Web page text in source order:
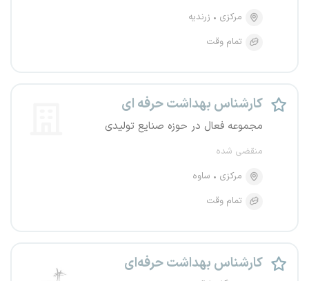
مرکزی
زرندیه
تمام وقت
کارشناس بهداشت حرفه ای
مجموعه فعال در حوزه صنایع تولیدی
منقضی شده
مرکزی
ساوه
تمام وقت
کارشناس بهداشت حرفه‌ای